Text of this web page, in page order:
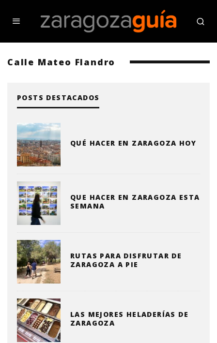
Calle Mateo Flandro
POSTS DESTACADOS
QUÉ HACER EN ZARAGOZA HOY
QUE HACER EN ZARAGOZA ESTA
SEMANA
RUTAS PARA DISFRUTAR DE
ZARAGOZA A PIE
LAS MEJORES HELADERÍAS DE
ZARAGOZA